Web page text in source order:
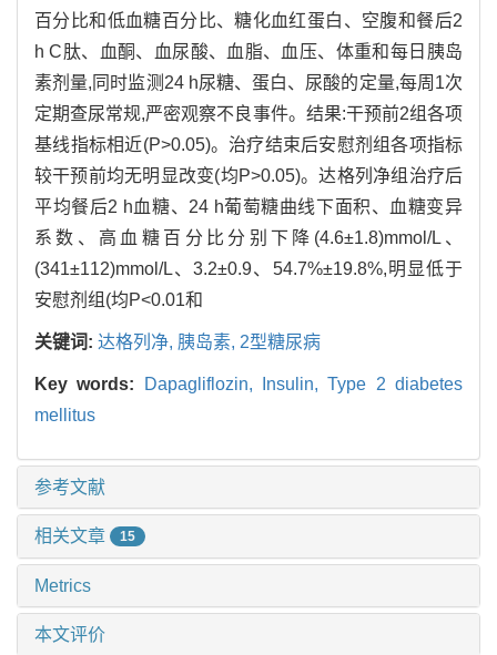
百分比和低血糖百分比、糖化血红蛋白、空腹和餐后2
h C肽、血酮、血尿酸、血脂、血压、体重和每日胰岛
素剂量,同时监测24 h尿糖、蛋白、尿酸的定量,每周1次
定期查尿常规,严密观察不良事件。结果:干预前2组各项
基线指标相近(P>0.05)。治疗结束后安慰剂组各项指标
较干预前均无明显改变(均P>0.05)。达格列净组治疗后
平均餐后2 h血糖、24 h葡萄糖曲线下面积、血糖变异
系数、高血糖百分比分别下降(4.6±1.8)mmol/L、
(341±112)mmol/L、3.2±0.9、54.7%±19.8%,明显低于
安慰剂组(均P<0.01和
关键词: 达格列净, 胰岛素, 2型糖尿病
Key words: Dapagliflozin, Insulin,Type 2 diabetes
mellitus
参考文献
相关文章 15
Metrics
本文评价